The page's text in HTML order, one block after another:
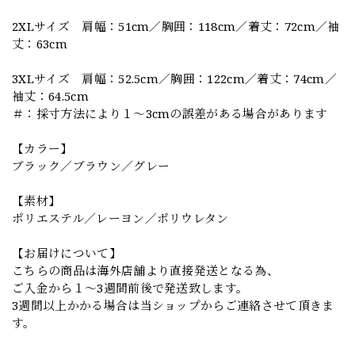
2XLサイズ 肩幅：51cm／胸囲：118cm／着丈：72cm／袖
丈：63cm
3XLサイズ 肩幅：52.5cm／胸囲：122cm／着丈：74cm／
袖丈：64.5cm
＃：採寸方法により１～3cmの誤差がある場合があります
【カラー】
ブラック／ブラウン／グレー
【素材】
ポリエステル／レーヨン／ポリウレタン
【お届けについて】
こちらの商品は海外店舗より直接発送となる為、
ご入金から１～3週間前後で発送致します。
3週間以上かかる場合は当ショップからご連絡させて頂きま
す。